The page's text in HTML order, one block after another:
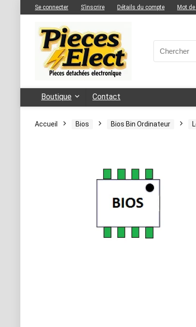
Se connecter S’inscrire Détails du compte Mot
Boutique Contact
Accueil Bios Bios Bin Ordinateur